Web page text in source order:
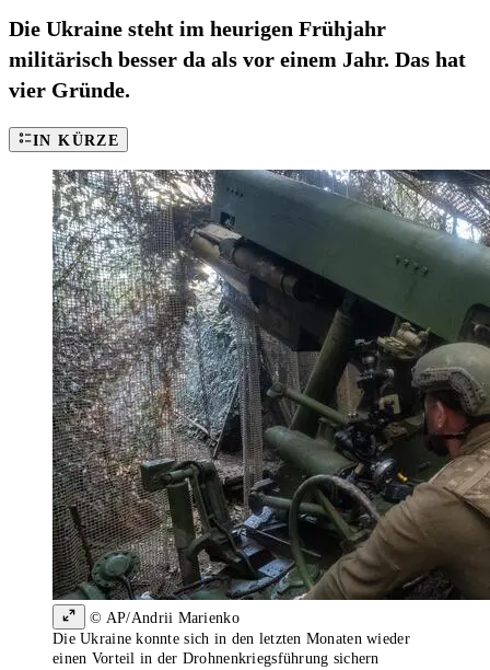
Die Ukraine steht im heurigen Frühjahr
militärisch besser da als vor einem Jahr. Das hat
vier Gründe.
IN KÜRZE
© AP/Andrii Marienko
Die Ukraine konnte sich in den letzten Monaten wieder
einen Vorteil in der Drohnenkriegsführung sichern